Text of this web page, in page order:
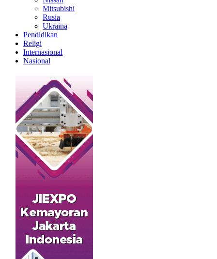
Mitsubishi
Rusia
Ukraina
Pendidikan
Religi
Internasional
Nasional